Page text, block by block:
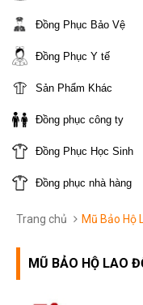
Đồng Phục Bảo Vệ
Đồng Phục Y tế
Sản Phẩm Khác
Đồng phục công ty
Đồng Phục Học Sinh
Đồng phục nhà hàng
Trang chủ Mũ Bảo Hộ
MŨ BẢO HỘ LAO